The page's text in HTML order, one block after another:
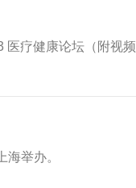
疗健康论坛（附视频
举办。